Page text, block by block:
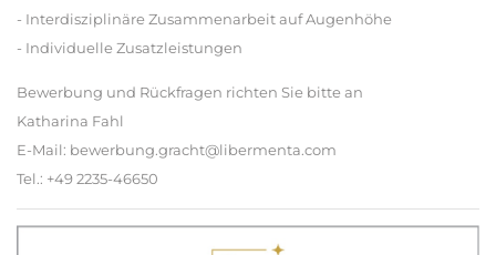
- Interdisziplinäre Zusammenarbeit auf Augenhöhe
- Individuelle Zusatzleistungen
Bewerbung und Rückfragen richten Sie bitte an
Katharina Fahl
E-Mail: bewerbung.gracht@libermenta.com
Tel.: +49 2235-46650